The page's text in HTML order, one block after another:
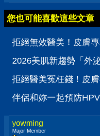
您也可能喜歡這些文章
拒絕無效醫美！皮膚
2026美肌新趨勢「外
拒絕醫美冤枉錢！皮
伴侶和妳一起預防
yowming
Major Member